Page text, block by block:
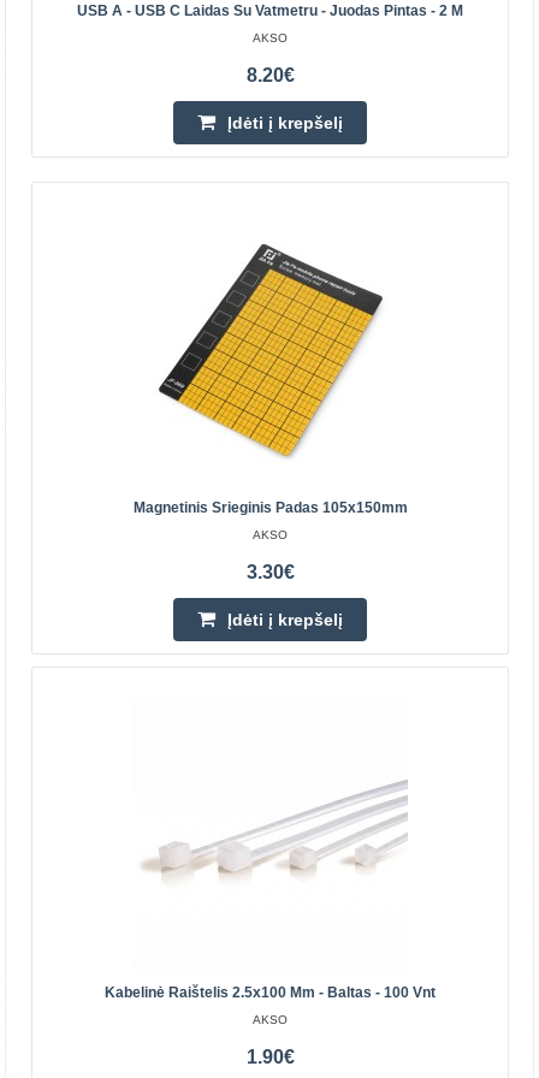
Prietaisas leidžia atlikti linijinį judesį – traukimą, naudojant
12V įtampos signalą Kaiščio diapazonas yra maždaug
10mm.Specifikacijos:Maitinimo įtampa: 12VNau..
Pridėti prie pageidavimų sąrašo
USB A - USB C laidas su vatmetru - juodas pintas - 2
m
Prekių Pristatymas 4-7 D.d.
USB A - USB C Laidas Su Vatmetru - Juodas Pintas - 2 M
AKSO
8.20€
Įdėti į krepšelį
Magnetinis Srieginis Padas 105x150mm
AKSO
3.30€
Įdėti į krepšelį
Kabelinė Raištelis 2.5x100 Mm - Baltas - 100 Vnt
AKSO
1.90€